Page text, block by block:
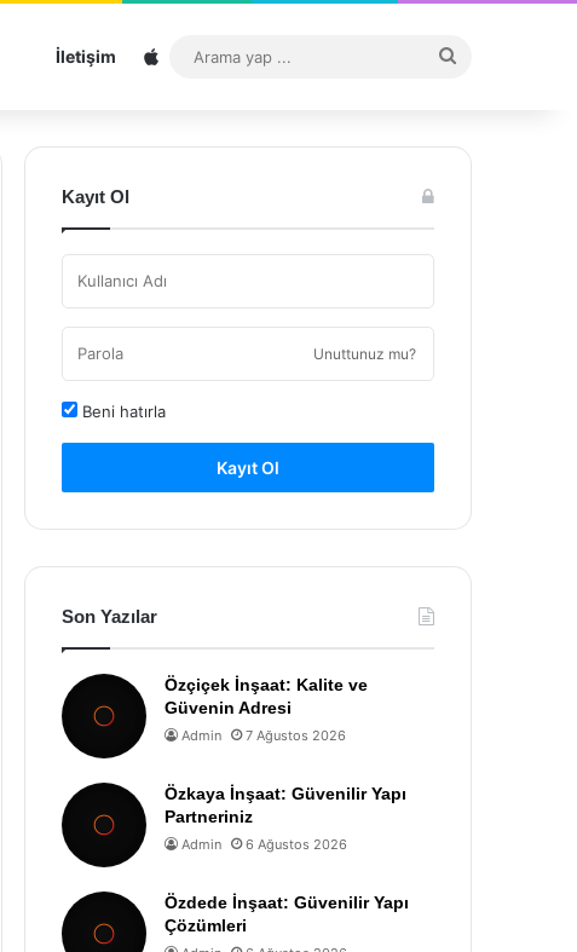
İletişim Sitemap
...
Kayıt Ol
Unuttunuz mu?
Beni hatırla
Kayıt Ol
Son Yazılar
Özçiçek İnşaat: Kalite ve
Güvenin Adresi
Admin 7 Ağustos 2026
Özkaya İnşaat: Güvenilir Yapı
Partneriniz
Admin 6 Ağustos 2026
Özdede İnşaat: Güvenilir Yapı
Çözümleri